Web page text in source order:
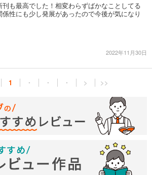
も最高でした！相変わらずばかなことしてる
性にも少し発展があったので今後が気になり
2022年11月30日
1 ・ ・ ・ > >>